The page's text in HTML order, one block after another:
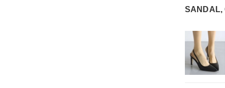
SANDAL,